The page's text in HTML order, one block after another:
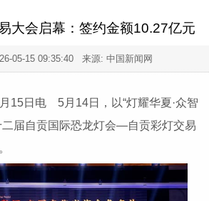
Canton Today to
大会启幕：签约金额10.27亿元
05-15 09:35:40来源: 中国新闻网
15日电 5月14日，以“灯耀华夏·众智
二届自贡国际恐龙灯会—自贡彩灯交易